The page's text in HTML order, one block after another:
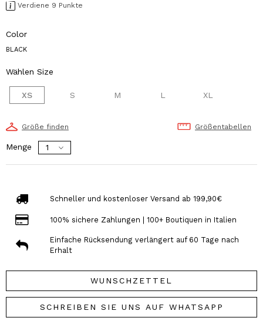
Verdiene 9 Punkte
Color
BLACK
Wählen Size
XS S M L XL
Größe finden Größentabellen
Menge
Schneller und kostenloser Versand ab 199,90€
100% sichere Zahlungen | 100+ Boutiquen in Italien
Einfache Rücksendung verlängert auf 60 Tage nach
Erhalt
WUNSCHZETTEL
SCHREIBEN SIE UNS AUF WHATSAPP